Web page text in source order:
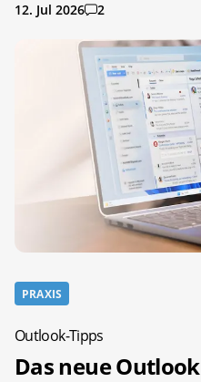
12. Jul 2026 2
PRAXIS
Outlook-Tipps
Das neue Outlook